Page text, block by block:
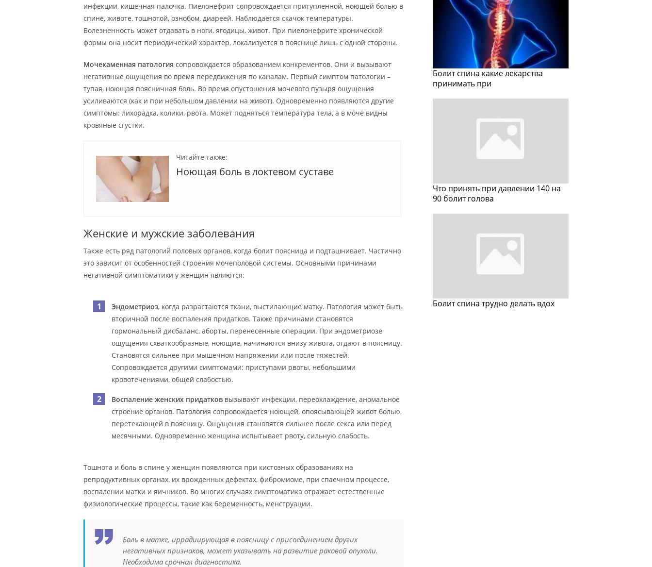
инфекции, кишечная палочка. Пиелонефрит сопровождается притупленной, ноющей болью в
спине, животе, тошнотой, ознобом, диареей. Наблюдается скачок температуры.
Болезненность может отдавать в ноги, ягодицы, живот. При пиелонефрите хронической
формы она носит периодический характер, локализуется в пояснице лишь с одной стороны.
Мочекаменная патология сопровождается образованием конкрементов. Они и вызывают
негативные ощущения во время передвижения по каналам. Первый симптом патологии –
тупая, ноющая поясничная боль. Во время опустошения мочевого пузыря ощущения
усиливаются (как и при небольшом давлении на живот). Одновременно появляются другие
симптомы: лихорадка, колики, рвота. Может подняться температура тела, а в моче видны
кровяные сгустки.
Читайте также:
Ноющая боль в локтевом суставе
Женские и мужские заболевания
Также есть ряд патологий половых органов, когда болит поясница и подташнивает. Частично
это зависит от особенностей строения мочеполовой системы. Основными причинами
негативной симптоматики у женщин являются:
Эндометриоз, когда разрастаются ткани, выстилающие матку. Патология может быть
вторичной после воспаления придатков. Также причинами становятся
гормональный дисбаланс, аборты, перенесенные операции. При эндометриозе
ощущения схваткообразные, ноющие, начинаются внизу живота, отдают в поясницу.
Становятся сильнее при мышечном напряжении или после тяжестей.
Сопровождается другими симптомами: приступами рвоты, небольшими
кровотечениями, общей слабостью.
Воспаление женских придатков вызывают инфекции, переохлаждение, аномальное
строение органов. Патология сопровождается ноющей, опоясывающей живот болью,
перетекающей в поясницу. Ощущения становятся сильнее после секса или перед
месячными. Одновременно женщина испытывает рвоту, сильную слабость.
Тошнота и боль в спине у женщин появляются при кистозных образованиях на
репродуктивных органах, их врожденных дефектах, фибромиоме, при спаечном процессе,
воспалении матки и яичников. Во многих случаях симптоматика отражает естественные
физиологические процессы, такие как беременность, менструации.
Боль в матке, иррадиирующая в поясницу с присоединением других
негативных признаков, может указывать на развитие раковой опухоли.
Необходима срочная диагностика.
Болит спина какие лекарства
принимать при
Что принять при давлении 140 на
90 болит голова
Болит спина трудно делать вдох